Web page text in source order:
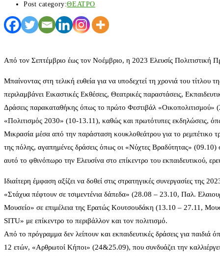
Post category:ΘΕΑΤΡΟ
Από τον Σεπτέμβριο έως τον Νοέμβριο, η 2023 Ελευσίς
Μπαίνοντας στη τελική ευθεία για να υποδεχτεί τη χρονιά του
περιλαμβάνει Εικαστικές Εκθέσεις, Θεατρικές παραστάσεις,
Δράσεις παρακαταθήκης όπως το πρώτο Φεστιβάλ «Οικοπολιτισμού»
«Πολιτισμός 2030» (10-13.11), καθώς και πρωτότυπες εκδηλώσεις,
Μικρασία μέσα από την παράσταση κουκλοθεάτρου για το
της πόλης, αγαπημένες δράσεις όπως οι «Νύχτες Βραδύτητας»
αυτό το φθινόπωρο την Ελευσίνα στο επίκεντρο του εκπαιδευτικού,
Ιδιαίτερη έμφαση αξίζει να δοθεί στις στρατηγικές συνεργασίες
«Στάχυα πέφτουν σε τσιμεντένια δάπεδα» (28.08 – 23.10, Παλ.
Μουσείο» σε επιμέλεια της Ερατώς Κουτσουδάκη (13.10 – 27.11,
SITU» με επίκεντρο το περιβάλλον και τον πολιτισμό.
Από το πρόγραμμα δεν λείπουν και εκπαιδευτικές δράσεις για
12 ετών, «Αρθρωτοί Κήποι» (24&25.09), που συνδυάζει την